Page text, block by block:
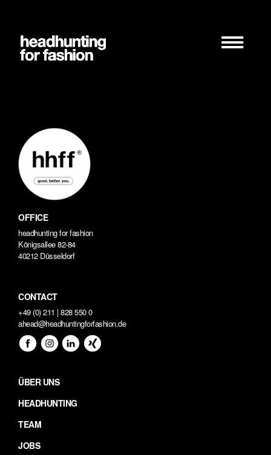
springen
OFFICE
headhunting for fashion
Königsallee 82-84
40212 Düsseldorf
CONTACT
+49 (0) 211 | 828 550 0
ahead@headhuntingforfashion.de
ÜBER UNS
HEADHUNTING
TEAM
JOBS